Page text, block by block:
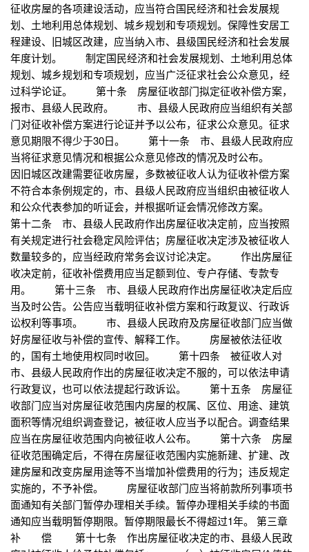
征收房屋的各项建设活动，应当符合国民经济和社会发展规
划、土地利用总体规划、城乡规划和专项规划。保障性安居工
程建设、旧城区改建，应当纳入市、县级国民经济和社会发展
年度计划。 制定国民经济和社会发展规划、土地利用总体
规划、城乡规划和专项规划，应当广泛征求社会公众意见，经
过科学论证。 第十条 房屋征收部门拟定征收补偿方案，
报市、县级人民政府。 市、县级人民政府应当组织有关部
门对征收补偿方案进行论证并予以公布，征求公众意见。征求
意见期限不得少于30日。 第十一条 市、县级人民政府应
当将征求意见情况和根据公众意见修改的情况及时公布。
因旧城区改建需要征收房屋，多数被征收人认为征收补偿方案
不符合本条例规定的，市、县级人民政府应当组织由被征收人
和公众代表参加的听证会，并根据听证会情况修改方案。
第十二条 市、县级人民政府作出房屋征收决定前，应当按照
有关规定进行社会稳定风险评估；房屋征收决定涉及被征收人
数量较多的，应当经政府常务会议讨论决定。 作出房屋征
收决定前，征收补偿费用应当足额到位、专户存储、专款专
用。 第十三条 市、县级人民政府作出房屋征收决定后应
当及时公告。公告应当载明征收补偿方案和行政复议、行政诉
讼权利等事项。 市、县级人民政府及房屋征收部门应当做
好房屋征收与补偿的宣传、解释工作。 房屋被依法征收
的，国有土地使用权同时收回。 第十四条 被征收人对
市、县级人民政府作出的房屋征收决定不服的，可以依法申请
行政复议，也可以依法提起行政诉讼。 第十五条 房屋征
收部门应当对房屋征收范围内房屋的权属、区位、用途、建筑
面积等情况组织调查登记，被征收人应当予以配合。调查结果
应当在房屋征收范围内向被征收人公布。 第十六条 房屋
征收范围确定后，不得在房屋征收范围内实施新建、扩建、改
建房屋和改变房屋用途等不当增加补偿费用的行为；违反规定
实施的，不予补偿。 房屋征收部门应当将前款所列事项书
面通知有关部门暂停办理相关手续。暂停办理相关手续的书面
通知应当载明暂停期限。暂停期限最长不得超过1年。 第三章
补 偿 第十七条 作出房屋征收决定的市、县级人民政